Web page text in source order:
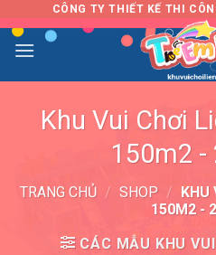
to
content
CÔNG TY THIẾT KẾ THI
Khu Vui Chơi
150m2 -
TRANG CHỦ / SHOP /
KHU
150M2 -
CÁC MẪU KHU